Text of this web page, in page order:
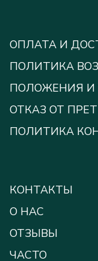
ОПЛАТА И
ПОЛИТИКА
ПОЛОЖЕНИЯ И
ОТКАЗ ОТ
ПОЛИТИКА
КОНТАКТЫ
О НАС
ОТЗЫВЫ
ЧАСТО